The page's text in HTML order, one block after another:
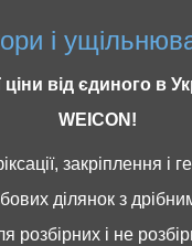
і
ціни від єдиного в
WEICON!
закріплення і
ділянок з
розбірних і не